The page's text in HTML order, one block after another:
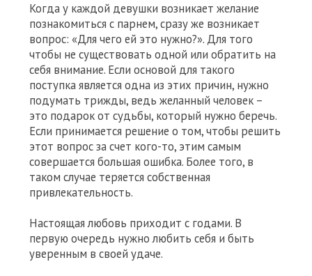
Когда у каждой девушки возникает желание
познакомиться с парнем, сразу же возникает
вопрос: «Для чего ей это нужно?». Для того
чтобы не существовать одной или обратить на
себя внимание. Если основой для такого
поступка является одна из этих причин, нужно
подумать трижды, ведь желанный человек –
это подарок от судьбы, который нужно беречь.
Если принимается решение о том, чтобы решить
этот вопрос за счет кого-то, этим самым
совершается большая ошибка. Более того, в
таком случае теряется собственная
привлекательность.
Настоящая любовь приходит с годами. В
первую очередь нужно любить себя и быть
уверенным в своей удаче.